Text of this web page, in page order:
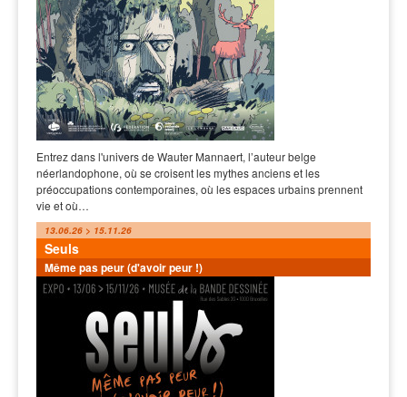
Entrez dans l'univers de Wauter Mannaert, l’auteur belge
néerlandophone, où se croisent les mythes anciens et les
préoccupations contemporaines, où les espaces urbains prennent
vie et où…
13.06.26 > 15.11.26
Seuls
Même pas peur (d'avoir peur !)